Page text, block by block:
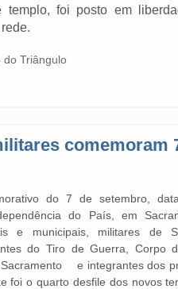
templo, foi posto em
do Triângulo
comemoram
do 7 de setembro,
do País, em
e municipais, militares de
do Tiro de Guerra, Corpo
Sacramento e integrantes dos
foi o quarto desfile dos novos